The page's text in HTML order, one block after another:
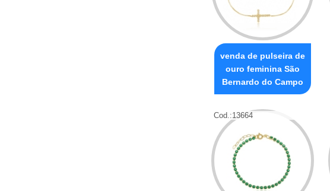
venda de pulseira de
ouro feminina São
Bernardo do Campo
Cod.:13664